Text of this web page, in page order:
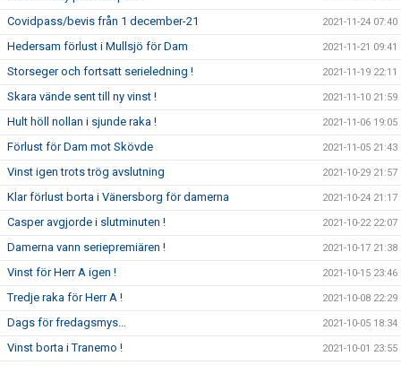
Covidpass/bevis från 1 december-21 2021-11-24 07:40
Hedersam förlust i Mullsjö för Dam 2021-11-21 09:41
Storseger och fortsatt serieledning ! 2021-11-19 22:11
Skara vände sent till ny vinst ! 2021-11-10 21:59
Hult höll nollan i sjunde raka ! 2021-11-06 19:05
Förlust för Dam mot Skövde 2021-11-05 21:43
Vinst igen trots trög avslutning 2021-10-29 21:57
Klar förlust borta i Vänersborg för damerna 2021-10-24 21:17
Casper avgjorde i slutminuten ! 2021-10-22 22:07
Damerna vann seriepremiären ! 2021-10-17 21:38
Vinst för Herr A igen ! 2021-10-15 23:46
Tredje raka för Herr A ! 2021-10-08 22:29
Dags för fredagsmys... 2021-10-05 18:34
Vinst borta i Tranemo ! 2021-10-01 23:55